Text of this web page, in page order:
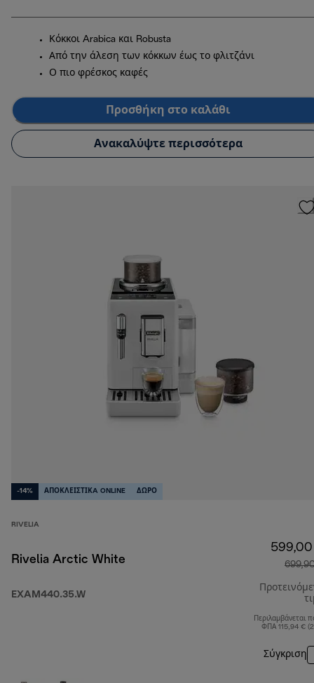
Κόκκοι Arabica και Robusta
Από την άλεση των κόκκων έως το φλιτζάνι
Ο πιο φρέσκος καφές
Προσθήκη στο καλάθι
Ανακαλύψτε περισσότερα
-14% ΑΠΟΚΛΕΙΣΤΙΚA ONLINE ΔΩΡΟ
RIVELIA
Rivelia Arctic White
EXAM440.35.W
Περιλαμβάνεται
ΦΠΑ 115,94 €
Σύγκριση